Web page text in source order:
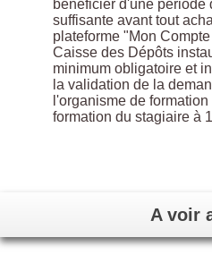
bénéficier d'une période
suffisante avant tout
plateforme "Mon
Caisse des Dépôts
minimum obligatoire et
la validation de la
l'organisme de
formation du stagiaire à
A voir